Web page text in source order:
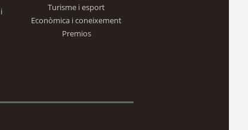
Turisme i esport
Econòmica i coneixement
Premios